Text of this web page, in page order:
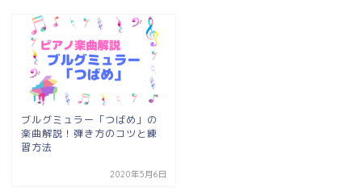
ブルグミュラー「つばめ」の
楽曲解説！弾き方のコツと練
習方法
2020年5月6日